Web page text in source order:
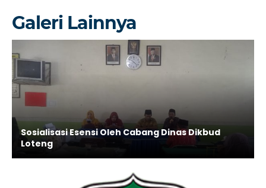
Galeri Lainnya
Sosialisasi Esensi Oleh Cabang Dinas Dikbud
Loteng